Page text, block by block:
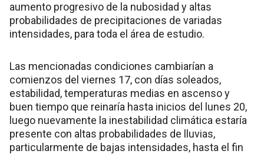
aumento progresivo de la nubosidad y altas
probabilidades de precipitaciones de variadas
intensidades, para toda el área de estudio.
Las mencionadas condiciones cambiarían a
comienzos del viernes 17, con días soleados,
estabilidad, temperaturas medias en ascenso y
buen tiempo que reinaría hasta inicios del lunes 20,
luego nuevamente la inestabilidad climática estaría
presente con altas probabilidades de lluvias,
particularmente de bajas intensidades, hasta el fin